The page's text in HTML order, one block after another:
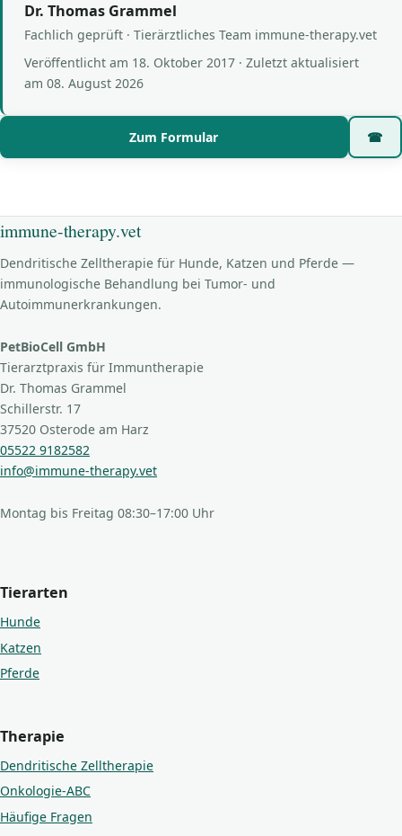
Dr. Thomas Grammel
Fachlich geprüft · Tierärztliches Team immune-therapy.vet
Veröffentlicht am 18. Oktober 2017 · Zuletzt aktualisiert
am 08. August 2026
Zum Formular ☎
immune-therapy.vet
Dendritische Zelltherapie für Hunde, Katzen und Pferde —
immunologische Behandlung bei Tumor- und
Autoimmunerkrankungen.
PetBioCell GmbH
Tierarztpraxis für Immuntherapie
Dr. Thomas Grammel
Schillerstr. 17
37520 Osterode am Harz
05522 9182582
info@immune-therapy.vet
Montag bis Freitag 08:30–17:00 Uhr
Tierarten
Hunde
Katzen
Pferde
Therapie
Dendritische Zelltherapie
Onkologie-ABC
Häufige Fragen